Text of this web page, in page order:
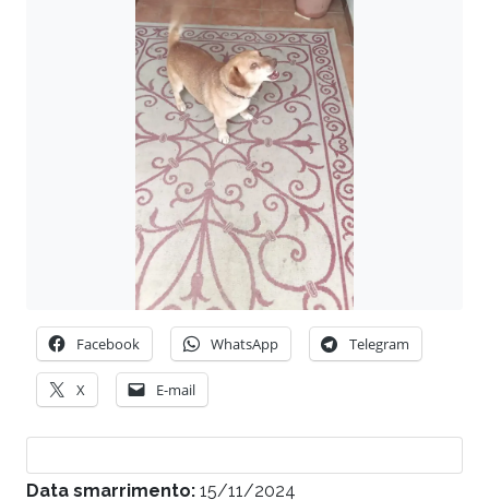
Facebook WhatsApp Telegram
X E-mail
Data smarrimento: 15/11/2024